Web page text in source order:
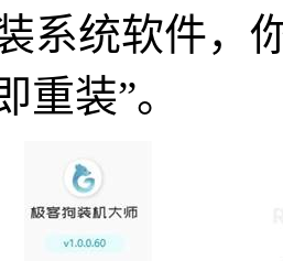
系统软件，
重装”。